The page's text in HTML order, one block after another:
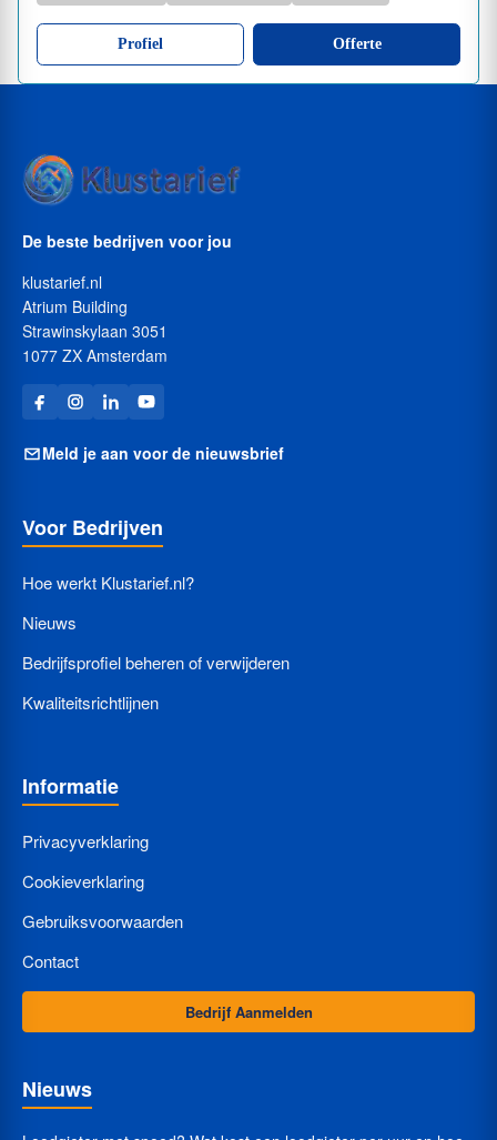
Profiel Offerte
De beste bedrijven voor jou
klustarief.nl
Atrium Building
Strawinskylaan 3051
1077 ZX Amsterdam
Meld je aan voor de nieuwsbrief
Voor Bedrijven
Hoe werkt Klustarief.nl?
Nieuws
Bedrijfsprofiel beheren of verwijderen
Kwaliteitsrichtlijnen
Informatie
Privacyverklaring
Cookieverklaring
Gebruiksvoorwaarden
Contact
Bedrijf Aanmelden
Nieuws